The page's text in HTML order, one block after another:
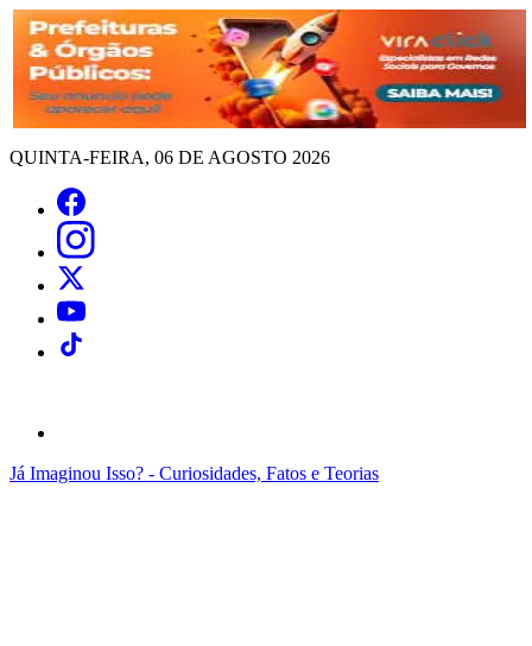
QUINTA-FEIRA, 06 DE AGOSTO 2026
Já Imaginou Isso? - Curiosidades, Fatos e Teorias